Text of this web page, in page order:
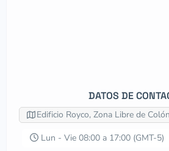
DATOS DE
Edificio Royco, Zona Libre de
Lun - Vie 08:00 a 17:00 (GMT-5)